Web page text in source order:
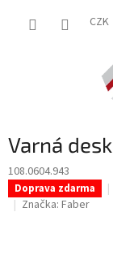
CZK
Varná
108.0604.943
Doprava zdarma
Značka: Faber